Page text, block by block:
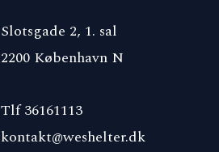
Slotsgade 2, 1. sal
2200 København N
Tlf 36161113
kontakt@weshelter.dk